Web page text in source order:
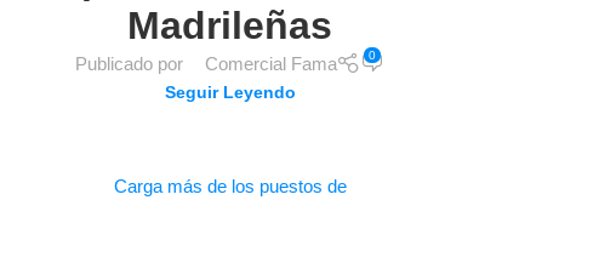
Madrileñas
Publicado por Comercial Fama 0
Seguir Leyendo
Carga más de los puestos de